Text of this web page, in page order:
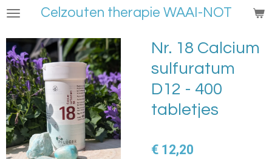
Ga
naar
de
hoofdinhoud
Celzouten therapie WAAI-NOT
Nr. 18 Calcium
sulfuratum
D12 - 400
tabletjes
€ 12,20